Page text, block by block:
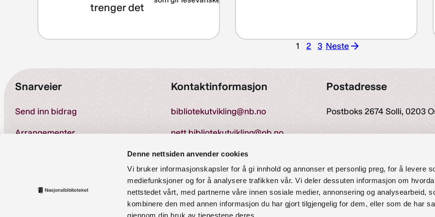
Denne nettsiden anvender cookies
Vi bruker informasjonskapsler for å gi innhold og annonser et personlig preg, for å levere
mediefunksjoner og for å analysere trafikken vår. Vi deler dessuten informasjon om
nettstedet vårt, med partnerne våre innen sosiale medier, annonsering og analysearbeid,
kombinere den med annen informasjon du har gjort tilgjengelig for dem, eller som de har
trenger det
1 2 3 Neste
Neste
Snarveier
Send inn bidrag
Arrangementer
Tilgjengelighetserklæring
Kontaktinformasjon
bibliotekutvikling@nb.no
nett.bibliotekutvikling@nb.no
Telefon:23 27 60 00
Postadresse
Postboks 2674 Solli, 0203